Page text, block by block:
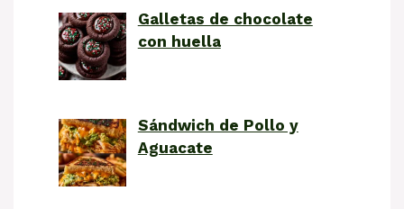
Galletas de chocolate
con huella
Sándwich de Pollo y
Aguacate